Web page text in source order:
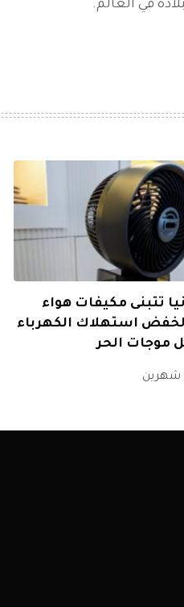
في العالم.
تتبنى مكيفات هواء
استهلاك الكهرباء
موجات الحر
شهرين